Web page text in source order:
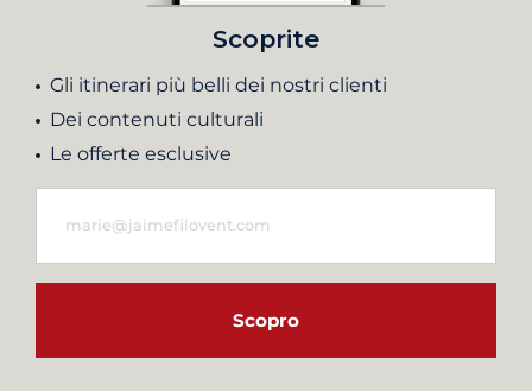
Scoprite
Gli itinerari più belli dei nostri clienti
Dei contenuti culturali
Le offerte esclusive
Scopro